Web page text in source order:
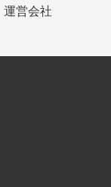
運営会社